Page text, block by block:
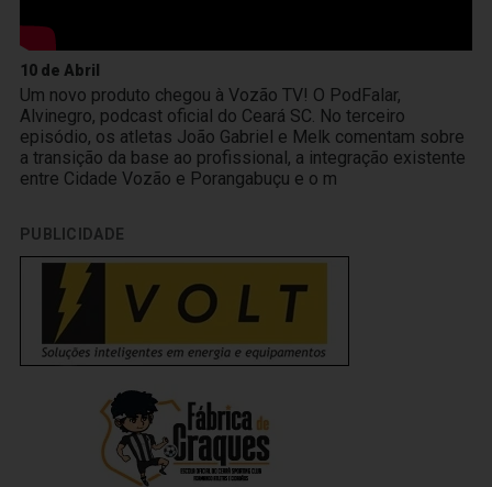
10 de Abril
Um novo produto chegou à Vozão TV! O PodFalar,
Alvinegro, podcast oficial do Ceará SC. No terceiro
episódio, os atletas João Gabriel e Melk comentam sobre
a transição da base ao profissional, a integração existente
entre Cidade Vozão e Porangabuçu e o m
PUBLICIDADE